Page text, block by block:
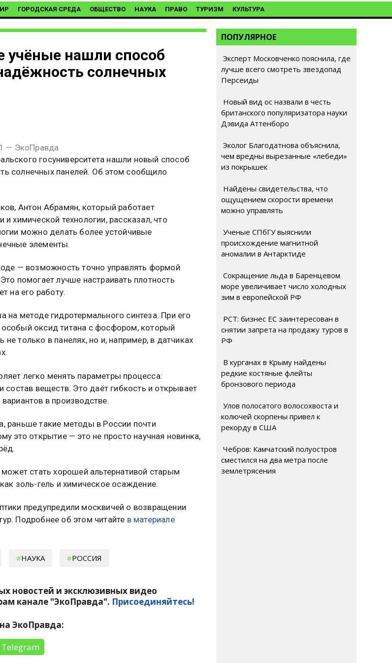
ГОРОДСКАЯ СРЕДА ОБЩЕСТВО НАУКА ПРАВО ТУРИЗМ КУЛЬТУРА
учёные нашли способ
солнечных
— ЭкоПравда
госуниверситета нашли новый способ
солнечных панелей. Об этом сообщило
Антон Абрамян, который работает
и химической технологии, рассказал, что
можно делать более устойчивые
элементы.
— возможность точно управлять формой
помогает лучше настраивать плотность
на его работу.
на методе гидротермального синтеза. При его
оксид титана с фосфором, который
только в панелях, но и, например, в датчиках
легко менять параметры процесса:
состав веществ. Это даёт гибкость и открывает
в производстве.
раньше такие методы в России почти
это открытие — это не просто научная новинка,
стать хорошей альтернативой старым
золь-гель и химическое осаждение.
предупредили москвичей о возвращении
Подробнее об этом читайте в материале
НАУКА РОССИЯ
новостей и эксклюзивных видео
канале "ЭкоПравда". Присоединяйтесь!
ЭкоПравда:
Telegram
ПОПУЛЯРНОЕ
Эксперт Московченко пояснила, где
лучше всего смотреть звездопад
Персеиды
Новый вид ос назвали в честь
британского популяризатора науки
Дэвида Аттенборо
Эколог Благодатнова объяснила,
чем вредны вырезанные «лебеди»
из покрышек
Найдены свидетельства, что
ощущением скорости времени
можно управлять
Ученые СПбГУ выяснили
происхождение магнитной
аномалии в Антарктиде
Сокращение льда в Баренцевом
море увеличивает число холодных
зим в европейской РФ
РСТ: бизнес ЕС заинтересован в
снятии запрета на продажу туров в
РФ
В курганах в Крыму найдены
редкие костяные флейты
бронзового периода
Улов полосатого волосохвоста и
колючей скорпены привел к
рекорду в США
Чебров: Камчатский полуостров
сместился на два метра после
землетрясения